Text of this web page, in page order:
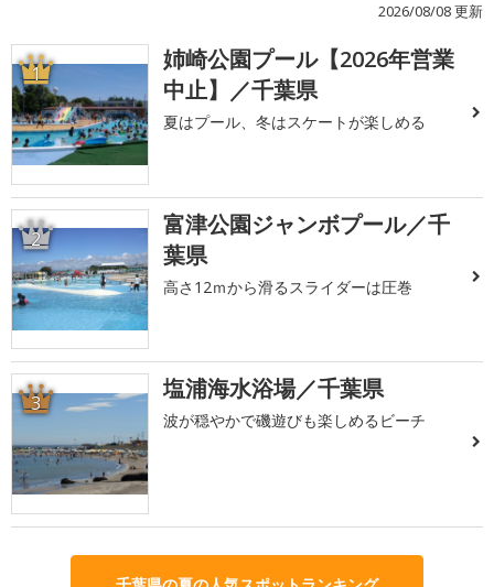
2026/08/08 更新
1
姉崎公園プール【2026年営業
中止】／千葉県
夏はプール、冬はスケートが楽しめる
2
富津公園ジャンボプール／千
葉県
高さ12ｍから滑るスライダーは圧巻
3 塩浦海水浴場／千葉県
波が穏やかで磯遊びも楽しめるビーチ